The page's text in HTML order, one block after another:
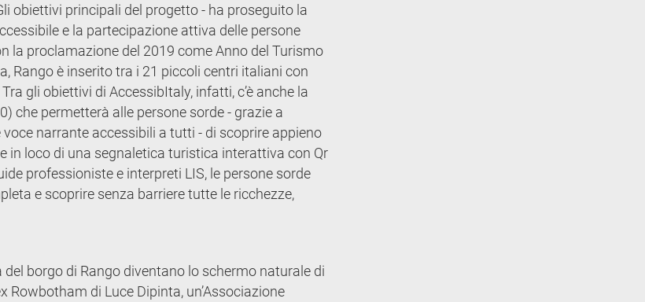
obiettivi principali del progetto - ha proseguito la
e la partecipazione attiva delle persone
la proclamazione del 2019 come Anno del Turismo
Rango è inserito tra i 21 piccoli centri italiani con
gli obiettivi di AccessibItaly, infatti, c’è anche la
che permetterà alle persone sorde - grazie a
narrante accessibili a tutti - di scoprire appieno
in loco di una segnaletica turistica interattiva con Qr
professioniste e interpreti LIS, le persone sorde
e scoprire senza barriere tutte le ricchezze,
borgo di Rango diventano lo schermo naturale di
di Luce Dipinta, un’Associazione